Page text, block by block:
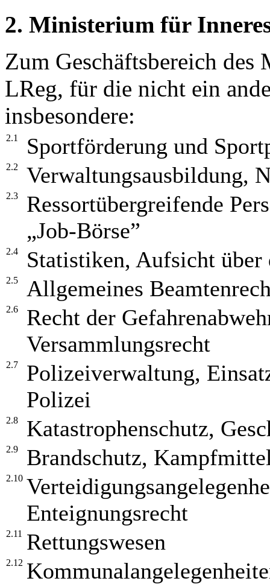
2. Ministerium für
Zum Geschäftsbereich des
LReg, für die nicht ein
insbesondere:
2.1 Sportförderung und
2.2 Verwaltungsausbildung,
2.3
Ressortübergreifende
„Job-Börse”
2.4 Statistiken, Aufsicht
2.5 Allgemeines
2.6
Recht der
Versammlungsrecht
2.7
Polizeiverwaltung,
Polizei
2.8 Katastrophenschutz,
2.9 Brandschutz,
2.10
Enteignungsrecht
2.11 Rettungswesen
2.12